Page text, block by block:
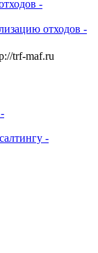
отходов -
trf-maf.ru
-